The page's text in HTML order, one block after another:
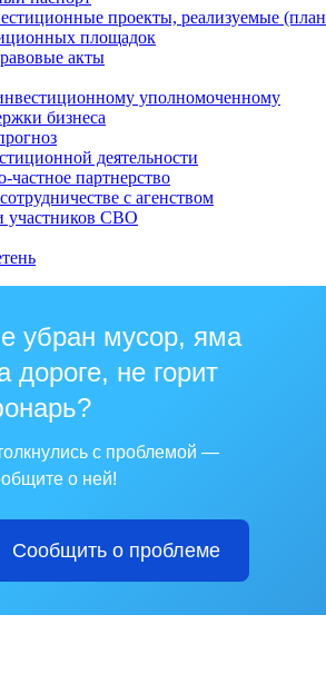
проекты, реализуемые
площадок
акты
уполномоченному
бизнеса
деятельности
партнерство
с агенством
участников СВО
убран мусор, яма
дороге, не горит
с проблемой —
о ней!
Сообщить о проблеме